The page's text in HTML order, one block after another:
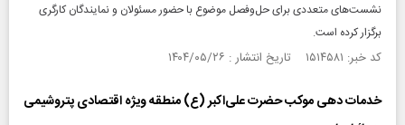
نشست‌های متعددی برای حل‌وفصل موضوع با حضور مسئولان و نمایندگان کارگری
برگزار کرده است.
کد خبر: ۱۵۱۴۵۸۱ تاریخ انتشار : ۱۴۰۴/۰۵/۲۶
خدمات دهی موکب حضرت علی‌اکبر (ع) منطقه ویژه اقتصادی پتروشیمی